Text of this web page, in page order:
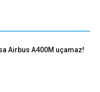
Airbus A400M uçamaz!